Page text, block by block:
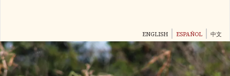
principal
ENGLISH ESPAÑOL 中文